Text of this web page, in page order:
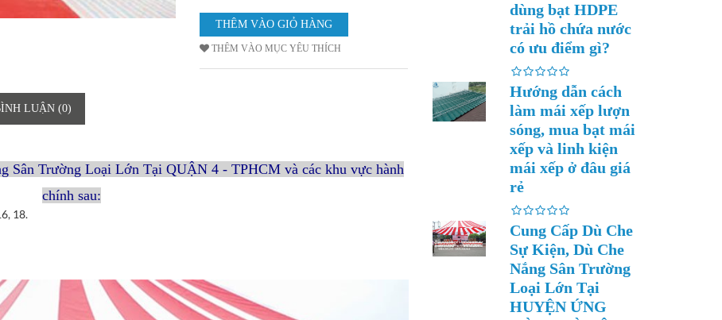
THÊM VÀO MỤC YÊU THÍCH
LUẬN (0)
Sân Trường Loại Lớn Tại QUẬN 4 - TPHCM và các khu vực hành
chính sau:
18.
dùng bạt HDPE
trải hồ chứa nước
có ưu điểm gì?
Hướng dẫn cách
làm mái xếp lượn
sóng, mua bạt mái
xếp và linh kiện
mái xếp ở đâu giá
rẻ
Cung Cấp Dù Che
Sự Kiện, Dù Che
Nắng Sân Trường
Loại Lớn Tại
HUYỆN ỨNG